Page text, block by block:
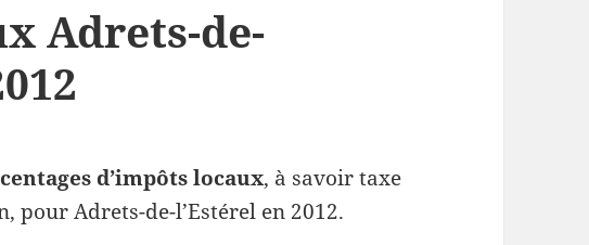
Adrets-de-
d’impôts locaux, à savoir taxe
pour Adrets-de-l’Estérel en 2012.